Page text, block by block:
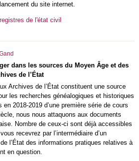
du site internet.
registres de l'état civil
dans les sources du Moyen Âge et des
de l’État
Archives de l’État constituent une source
les recherches généalogiques et historiques
2018-2019 d’une première série de cours
nous nous attaquons aux documents
Nombre de ceux-ci sont déjà accessibles
recevrez par l’intermédiaire d’un
l’État des informations pratiques relatives à
en question.